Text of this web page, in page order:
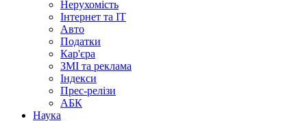
Нерухомість
Інтернет та IT
Авто
Податки
Кар'єра
ЗМІ та реклама
Індекси
Прес-релізи
АБК
Наука